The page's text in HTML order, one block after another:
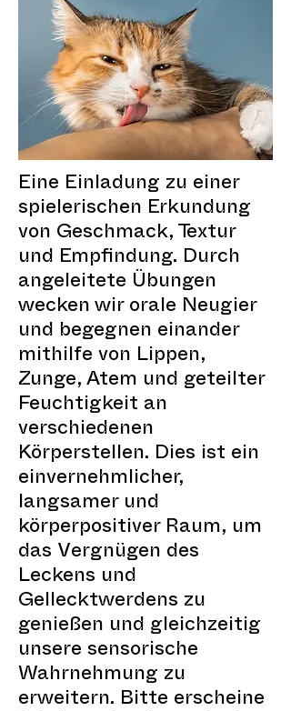
Eine Einladung zu einer
spielerischen Erkundung
von Geschmack, Textur
und Empfindung. Durch
angeleitete Übungen
wecken wir orale Neugier
und begegnen einander
mithilfe von Lippen,
Zunge, Atem und geteilter
Feuchtigkeit an
verschiedenen
Körperstellen. Dies ist ein
einvernehmlicher,
langsamer und
körperpositiver Raum, um
das Vergnügen des
Leckens und
Gellecktwerdens zu
genießen und gleichzeitig
unsere sensorische
Wahrnehmung zu
erweitern. Bitte erscheine